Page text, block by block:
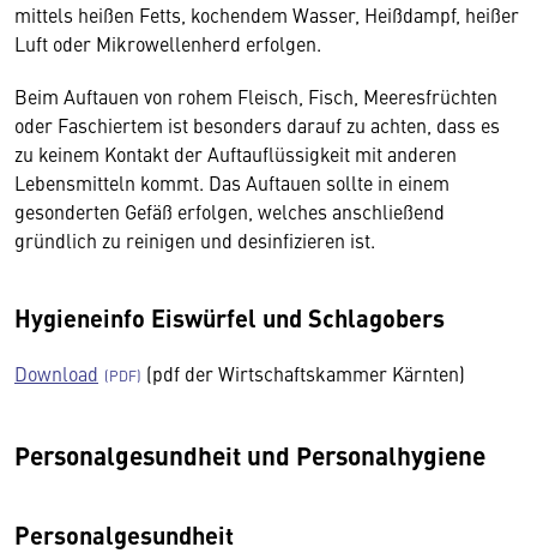
mittels heißen Fetts, kochendem Wasser, Heißdampf, heißer
Luft oder Mikrowellenherd erfolgen.
Beim Auftauen von rohem Fleisch, Fisch, Meeresfrüchten
oder Faschiertem ist besonders darauf zu achten, dass es
zu keinem Kontakt der Auftauflüssigkeit mit anderen
Lebensmitteln kommt. Das Auftauen sollte in einem
gesonderten Gefäß erfolgen, welches anschließend
gründlich zu reinigen und desinfizieren ist.
Hygieneinfo Eiswürfel und Schlagobers
Download (pdf der Wirtschaftskammer Kärnten)
Personalgesundheit und Personalhygiene
Personalgesundheit